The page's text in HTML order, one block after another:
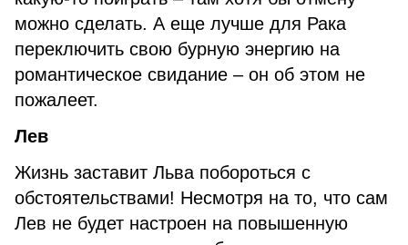
можно сделать. А еще лучше для Рака
переключить свою бурную энергию на
романтическое свидание – он об этом не
пожалеет.
Лев
Жизнь заставит Льва побороться с
обстоятельствами! Несмотря на то, что сам
Лев не будет настроен на повышенную